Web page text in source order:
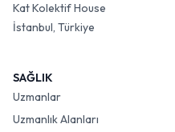
Kat Kolektif House
İstanbul, Türkiye
SAĞLIK
Uzmanlar
Uzmanlık Alanları